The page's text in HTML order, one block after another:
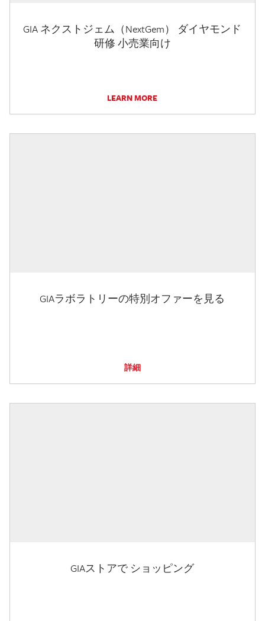
GIA ネクストジェム（NextGem） ダイヤモンド
研修 小売業向け
LEARN MORE
GIAラボラトリーの特別オファーを見る
詳細
GIAストアで ショッピング